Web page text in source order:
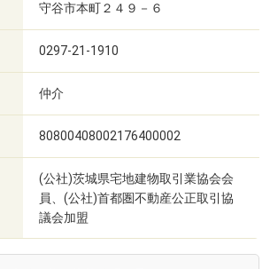
守谷市本町２４９－６
0297-21-1910
仲介
80800408002176400002
(公社)茨城県宅地建物取引業協会会
員、(公社)首都圏不動産公正取引協
議会加盟